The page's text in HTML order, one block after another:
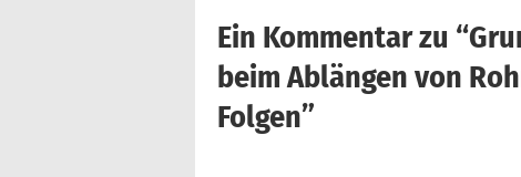
Ein Kommentar zu “
beim Ablängen von
Folgen”